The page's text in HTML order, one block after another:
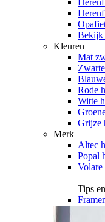
Bekijk
Kleuren
Mat
Rode
Witte
Grijze
Merk
Altec
Popal
Volare
Tips